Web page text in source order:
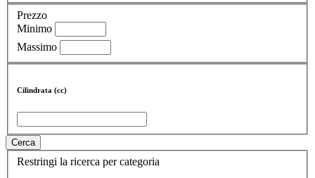
Prezzo
Minimo
Massimo
Cilindrata (cc)
Cerca
Restringi la ricerca per categoria